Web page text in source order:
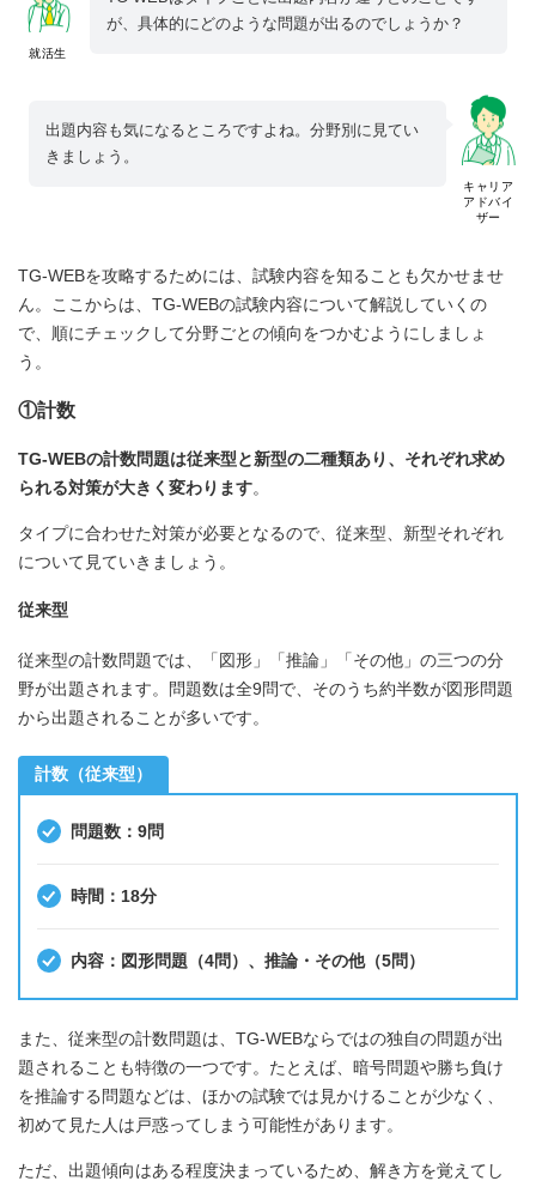
就活生
が、具体的にどのような問題が出るのでしょうか？
キャリア
アドバイ
ザー
出題内容も気になるところですよね。分野別に見てい
きましょう。
TG-WEBを攻略するためには、試験内容を知ることも欠かせませ
ん。ここからは、TG-WEBの試験内容について解説していくの
で、順にチェックして分野ごとの傾向をつかむようにしましょ
う。
①計数
TG-WEBの計数問題は従来型と新型の二種類あり、それぞれ求め
られる対策が大きく変わります。
タイプに合わせた対策が必要となるので、従来型、新型それぞれ
について見ていきましょう。
従来型
従来型の計数問題では、「図形」「推論」「その他」の三つの分
野が出題されます。問題数は全9問で、そのうち約半数が図形問題
から出題されることが多いです。
計数（従来型）
問題数：9問
時間：18分
内容：図形問題（4問）、推論・その他（5問）
また、従来型の計数問題は、TG-WEBならではの独自の問題が出
題されることも特徴の一つです。たとえば、暗号問題や勝ち負け
を推論する問題などは、ほかの試験では見かけることが少なく、
初めて見た人は戸惑ってしまう可能性があります。
ただ、出題傾向はある程度決まっているため、解き方を覚えてし